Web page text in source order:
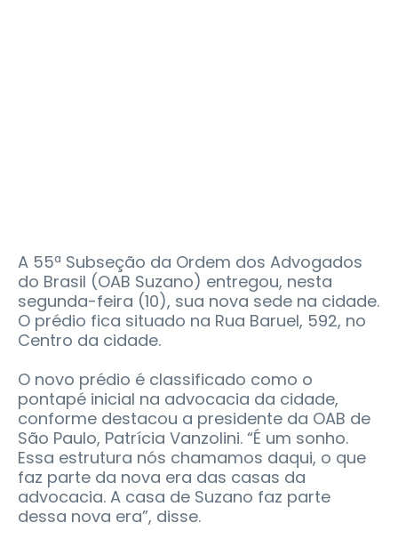
A 55ª Subseção da Ordem dos Advogados
do Brasil (OAB Suzano) entregou, nesta
segunda-feira (10), sua nova sede na cidade.
O prédio fica situado na Rua Baruel, 592, no
Centro da cidade.
O novo prédio é classificado como o
pontapé inicial na advocacia da cidade,
conforme destacou a presidente da OAB de
São Paulo, Patrícia Vanzolini. “É um sonho.
Essa estrutura nós chamamos daqui, o que
faz parte da nova era das casas da
advocacia. A casa de Suzano faz parte
dessa nova era”, disse.